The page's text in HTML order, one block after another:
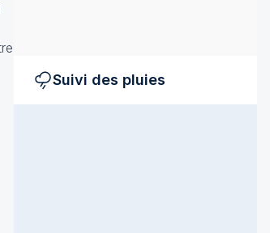
Suivi des pluies